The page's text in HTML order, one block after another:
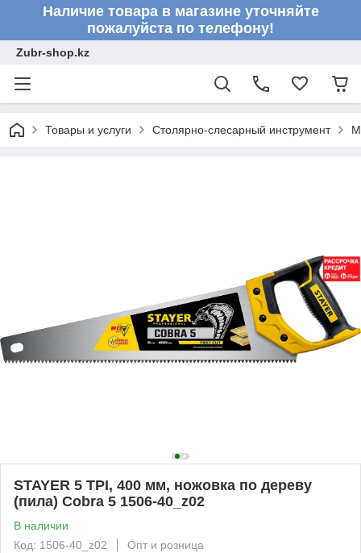
Наличие товара в магазине уточняйте
пожалуйста по телефону!
Zubr-shop.kz
Товары и услуги Столярно-слесарный инструмент
STAYER 5 TPI, 400 мм, ножовка по дереву
(пила) Cobra 5 1506-40_z02
В наличии
Код: 1506-40_z02
Опт и розница